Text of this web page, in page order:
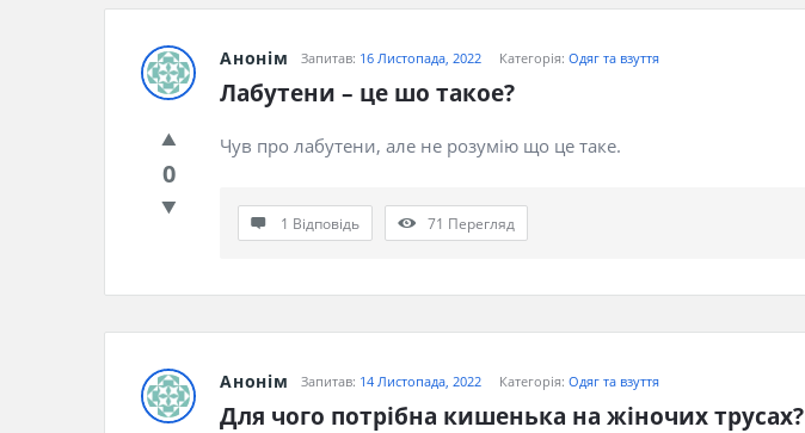
Анонім Запитав: 16 Листопада, 2022 Категорія: Одяг та взуття
Лабутени – це шо такое?
0
Чув про лабутени, але не розумію що це таке.
1 Відповідь 71 Перегляд
Анонім Запитав: 14 Листопада, 2022 Категорія: Одяг та взуття
Для чого потрібна кишенька на жіночих трусах?